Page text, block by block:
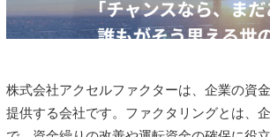
株式会社アクセルファクターは、企業の資
提供する会社です。ファクタリングとは、